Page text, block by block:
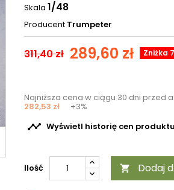
Skala 1/48
Producent Trumpeter
311,40 zł 289,60 zł Zniżka
Najniższa cena w ciągu 30 dni przed
282,53 zł +3%
 Wyświetl historię cen produktu
Ilość  Dodaj